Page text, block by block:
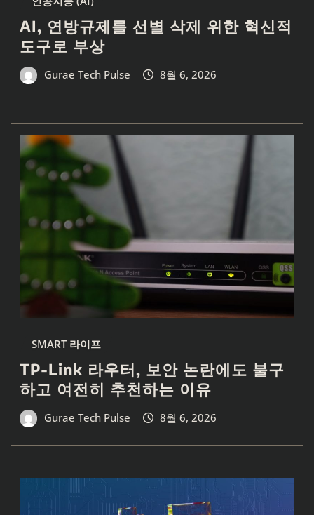
AI, 연방규제를 선별 삭제 위한 혁신적
도구로 부상
Gurae Tech Pulse 8월 6, 2026
SMART 라이프
TP-Link 라우터, 보안 논란에도 불구
하고 여전히 추천하는 이유
Gurae Tech Pulse 8월 6, 2026